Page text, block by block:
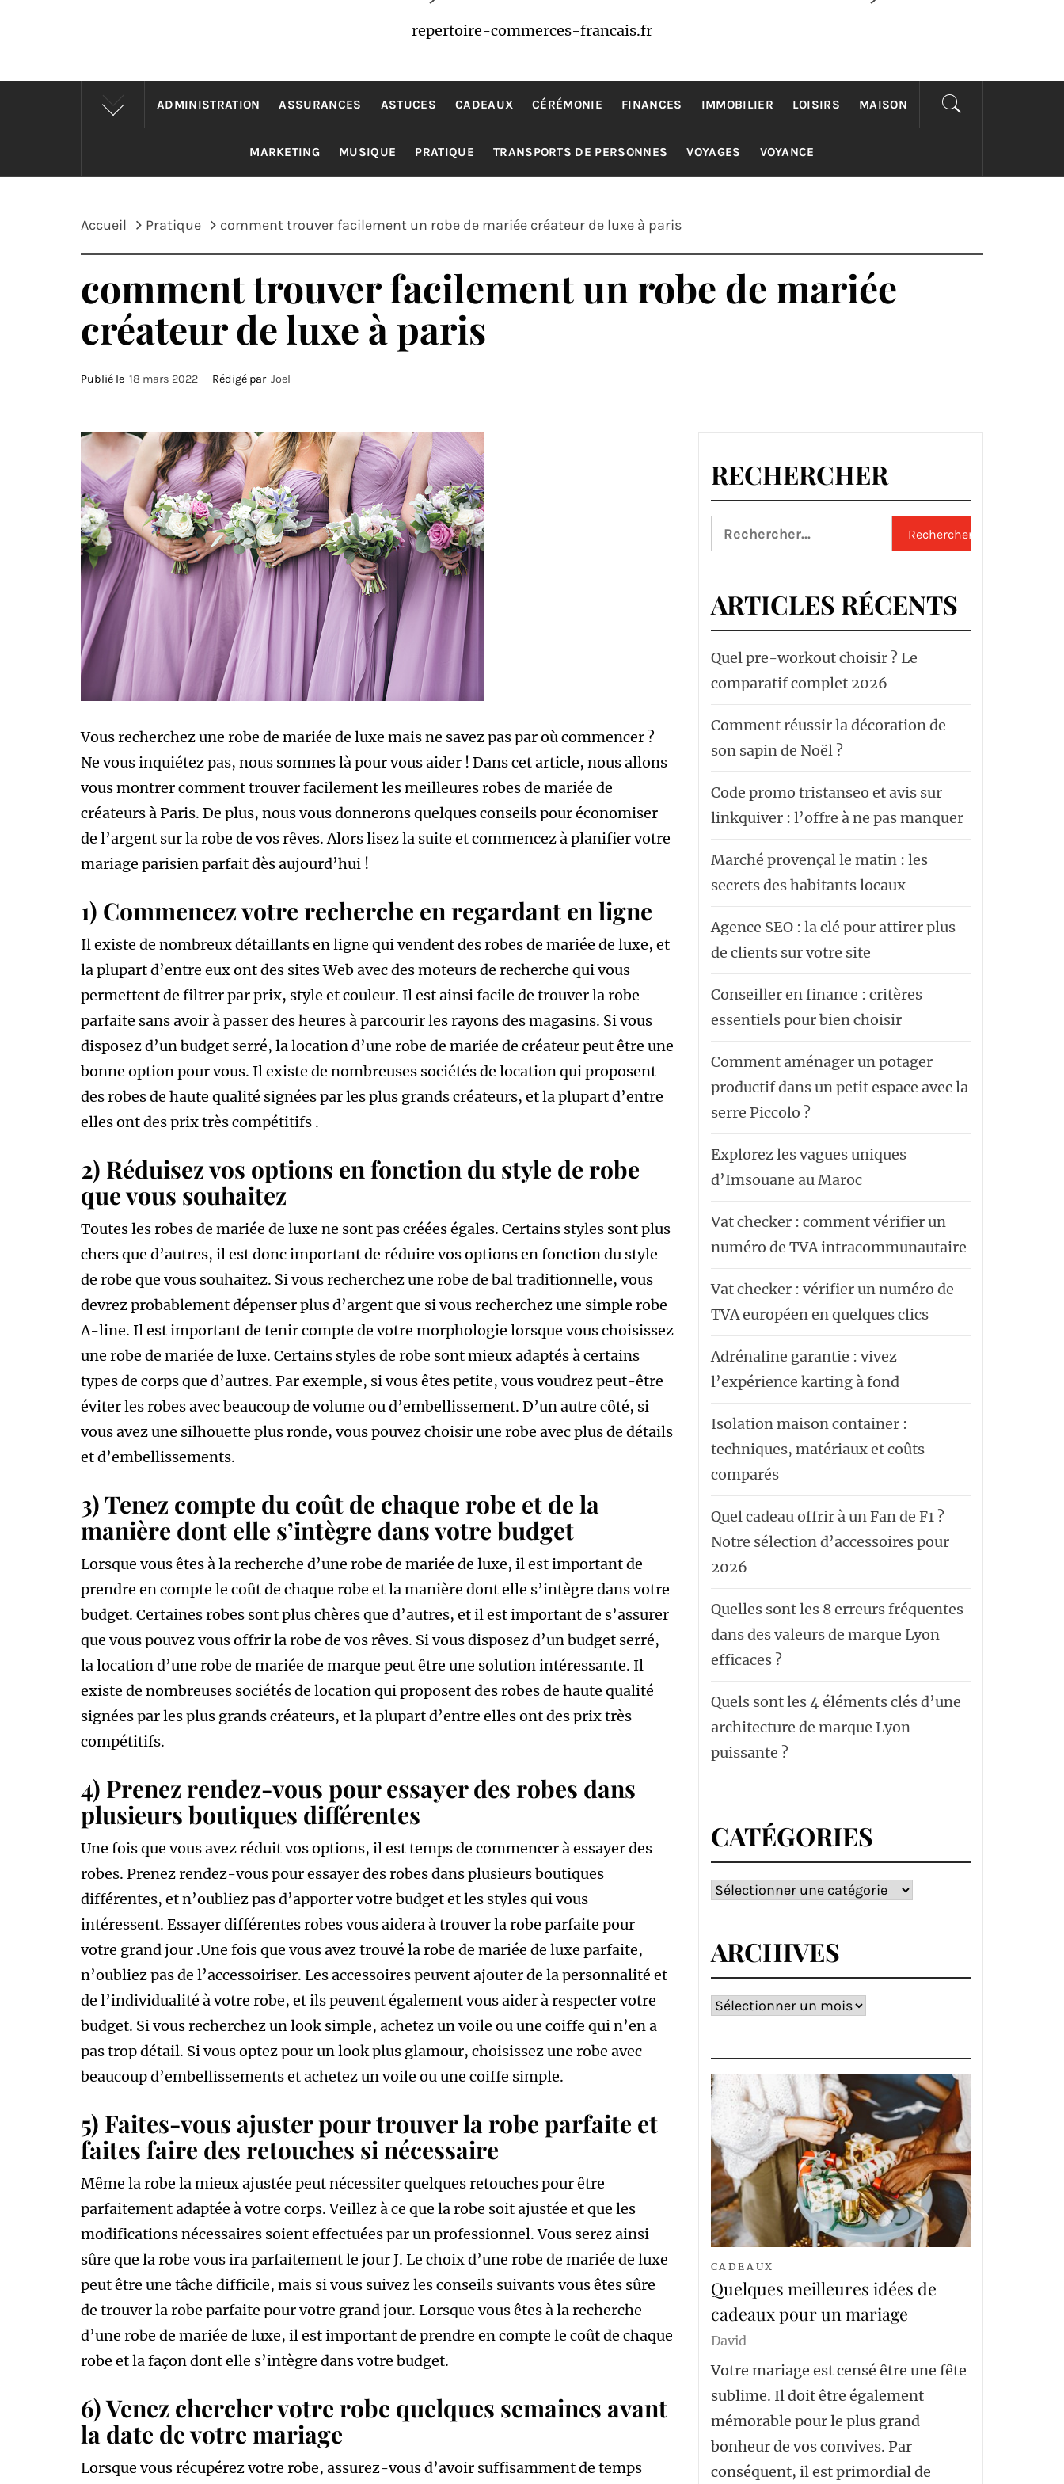
repertoire-commerces-francais.fr
ADMINISTRATION ASSURANCES ASTUCES CADEAUX CÉRÉMONIE FINANCES IMMOBILIER LOISIRS MAISON
MARKETING MUSIQUE PRATIQUE TRANSPORTS DE PERSONNES VOYAGES VOYANCE
Accueil Pratique comment trouver facilement un robe de mariée créateur de luxe à paris
comment trouver facilement un robe de mariée
créateur de luxe à paris
Publié le 18 mars 2022 Rédigé par Joel
Vous recherchez une robe de mariée de luxe mais ne savez pas par où commencer ?
Ne vous inquiétez pas, nous sommes là pour vous aider ! Dans cet article, nous allons
vous montrer comment trouver facilement les meilleures robes de mariée de
créateurs à Paris. De plus, nous vous donnerons quelques conseils pour économiser
de l’argent sur la robe de vos rêves. Alors lisez la suite et commencez à planifier votre
mariage parisien parfait dès aujourd’hui !
1) Commencez votre recherche en regardant en ligne
Il existe de nombreux détaillants en ligne qui vendent des robes de mariée de luxe, et
la plupart d’entre eux ont des sites Web avec des moteurs de recherche qui vous
permettent de filtrer par prix, style et couleur. Il est ainsi facile de trouver la robe
parfaite sans avoir à passer des heures à parcourir les rayons des magasins. Si vous
disposez d’un budget serré, la location d’une robe de mariée de créateur peut être une
bonne option pour vous. Il existe de nombreuses sociétés de location qui proposent
des robes de haute qualité signées par les plus grands créateurs, et la plupart d’entre
elles ont des prix très compétitifs .
2) Réduisez vos options en fonction du style de robe
que vous souhaitez
Toutes les robes de mariée de luxe ne sont pas créées égales. Certains styles sont plus
chers que d’autres, il est donc important de réduire vos options en fonction du style
de robe que vous souhaitez. Si vous recherchez une robe de bal traditionnelle, vous
devrez probablement dépenser plus d’argent que si vous recherchez une simple robe
A-line. Il est important de tenir compte de votre morphologie lorsque vous choisissez
une robe de mariée de luxe. Certains styles de robe sont mieux adaptés à certains
types de corps que d’autres. Par exemple, si vous êtes petite, vous voudrez peut-être
éviter les robes avec beaucoup de volume ou d’embellissement. D’un autre côté, si
vous avez une silhouette plus ronde, vous pouvez choisir une robe avec plus de détails
et d’embellissements.
3) Tenez compte du coût de chaque robe et de la
manière dont elle s’intègre dans votre budget
Lorsque vous êtes à la recherche d’une robe de mariée de luxe, il est important de
prendre en compte le coût de chaque robe et la manière dont elle s’intègre dans votre
budget. Certaines robes sont plus chères que d’autres, et il est important de s’assurer
que vous pouvez vous offrir la robe de vos rêves. Si vous disposez d’un budget serré,
la location d’une robe de mariée de marque peut être une solution intéressante. Il
existe de nombreuses sociétés de location qui proposent des robes de haute qualité
signées par les plus grands créateurs, et la plupart d’entre elles ont des prix très
compétitifs.
4) Prenez rendez-vous pour essayer des robes dans
plusieurs boutiques différentes
Une fois que vous avez réduit vos options, il est temps de commencer à essayer des
robes. Prenez rendez-vous pour essayer des robes dans plusieurs boutiques
différentes, et n’oubliez pas d’apporter votre budget et les styles qui vous
intéressent. Essayer différentes robes vous aidera à trouver la robe parfaite pour
votre grand jour .Une fois que vous avez trouvé la robe de mariée de luxe parfaite,
n’oubliez pas de l’accessoiriser. Les accessoires peuvent ajouter de la personnalité et
de l’individualité à votre robe, et ils peuvent également vous aider à respecter votre
budget. Si vous recherchez un look simple, achetez un voile ou une coiffe qui n’en a
pas trop détail. Si vous optez pour un look plus glamour, choisissez une robe avec
beaucoup d’embellissements et achetez un voile ou une coiffe simple.
5) Faites-vous ajuster pour trouver la robe parfaite et
faites faire des retouches si nécessaire
Même la robe la mieux ajustée peut nécessiter quelques retouches pour être
parfaitement adaptée à votre corps. Veillez à ce que la robe soit ajustée et que les
modifications nécessaires soient effectuées par un professionnel. Vous serez ainsi
sûre que la robe vous ira parfaitement le jour J. Le choix d’une robe de mariée de luxe
peut être une tâche difficile, mais si vous suivez les conseils suivants vous êtes sûre
de trouver la robe parfaite pour votre grand jour. Lorsque vous êtes à la recherche
d’une robe de mariée de luxe, il est important de prendre en compte le coût de chaque
robe et la façon dont elle s’intègre dans votre budget.
6) Venez chercher votre robe quelques semaines avant
la date de votre mariage
Lorsque vous récupérez votre robe, assurez-vous d’avoir suffisamment de temps
RECHERCHER
Rechercher :
ARTICLES RÉCENTS
Quel pre-workout choisir ? Le
comparatif complet 2026
Comment réussir la décoration de
son sapin de Noël ?
Code promo tristanseo et avis sur
linkquiver : l’offre à ne pas manquer
Marché provençal le matin : les
secrets des habitants locaux
Agence SEO : la clé pour attirer plus
de clients sur votre site
Conseiller en finance : critères
essentiels pour bien choisir
Comment aménager un potager
productif dans un petit espace avec la
serre Piccolo ?
Explorez les vagues uniques
d’Imsouane au Maroc
Vat checker : comment vérifier un
numéro de TVA intracommunautaire
Vat checker : vérifier un numéro de
TVA européen en quelques clics
Adrénaline garantie : vivez
l’expérience karting à fond
Isolation maison container :
techniques, matériaux et coûts
comparés
Quel cadeau offrir à un Fan de F1 ?
Notre sélection d’accessoires pour
2026
Quelles sont les 8 erreurs fréquentes
dans des valeurs de marque Lyon
efficaces ?
Quels sont les 4 éléments clés d’une
architecture de marque Lyon
puissante ?
CATÉGORIES
Catégories
ARCHIVES
Archives
CADEAUX
Quelques meilleures idées de
cadeaux pour un mariage
David
Votre mariage est censé être une fête
sublime. Il doit être également
mémorable pour le plus grand
bonheur de vos convives. Par
conséquent, il est primordial de